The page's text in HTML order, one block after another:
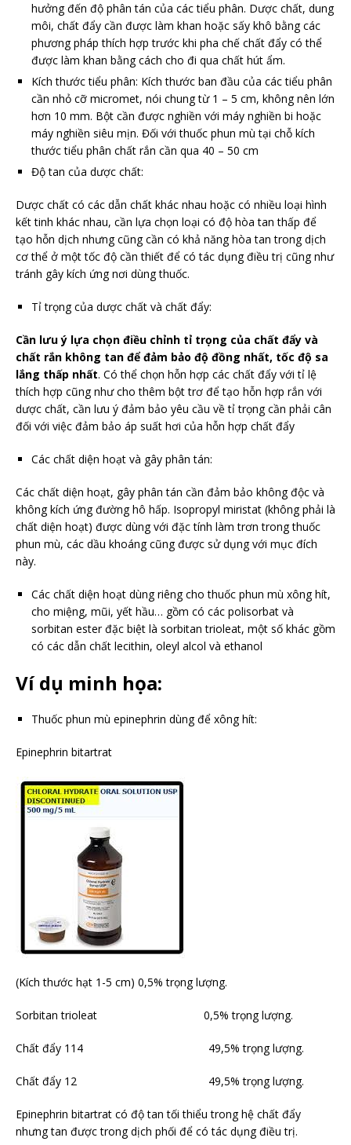
hưởng đến độ phân tán của các tiểu phân. Dược chất, dung
môi, chất đẩy cần được làm khan hoặc sấy khô bằng các
phương pháp thích hợp trước khi pha chế chất đẩy có thể
được làm khan bằng cách cho đi qua chất hút ẩm.
Kích thước tiểu phân: Kích thước ban đầu của các tiểu phân
cần nhỏ cỡ micromet, nói chung từ 1 – 5 cm, không nên lớn
hơn 10 mm. Bột cần được nghiền với máy nghiền bi hoặc
máy nghiền siêu mịn. Đối với thuốc phun mù tại chỗ kích
thước tiểu phân chất rắn cần qua 40 – 50 cm
Độ tan của dược chất:
Dược chất có các dẫn chất khác nhau hoặc có nhiều loại hình
kết tinh khác nhau, cần lựa chọn loại có độ hòa tan thấp để
tạo hỗn dịch nhưng cũng cần có khả năng hòa tan trong dịch
cơ thể ở một tốc độ cần thiết để có tác dụng điều trị cũng như
tránh gây kích ứng nơi dùng thuốc.
Tỉ trọng của dược chất và chất đẩy:
Cần lưu ý lựa chọn điều chỉnh tỉ trọng của chất đẩy và
chất rắn không tan để đảm bảo độ đồng nhất, tốc độ sa
lắng thấp nhất. Có thể chọn hỗn hợp các chất đẩy với tỉ lệ
thích hợp cũng như cho thêm bột trơ để tạo hỗn hợp rắn với
dược chất, cần lưu ý đảm bảo yêu cầu về tỉ trọng cần phải cân
đối với việc đảm bảo áp suất hơi của hỗn hợp chất đẩy
Các chất diện hoạt và gây phân tán:
Các chất diện hoạt, gây phân tán cần đảm bảo không độc và
không kích ứng đường hô hấp. Isopropyl miristat (không phải là
chất diện hoạt) được dùng với đặc tính làm trơn trong thuốc
phun mù, các dầu khoáng cũng được sử dụng với mục đích
này.
Các chất diện hoạt dùng riêng cho thuốc phun mù xông hít,
cho miệng, mũi, yết hầu… gồm có các polisorbat và
sorbitan ester đặc biệt là sorbitan trioleat, một số khác gồm
có các dẫn chất lecithin, oleyl alcol và ethanol
Ví dụ minh họa:
Thuốc phun mù epinephrin dùng để xông hít:
Epinephrin bitartrat
(Kích thước hạt 1-5 cm) 0,5% trọng lượng.
Sorbitan trioleat 0,5% trọng lượng.
Chất đẩy 114 49,5% trọng lượng.
Chất đẩy 12 49,5% trọng lượng.
Epinephrin bitartrat có độ tan tối thiểu trong hệ chất đẩy
nhưng tan được trong dịch phối để có tác dụng điều trị.